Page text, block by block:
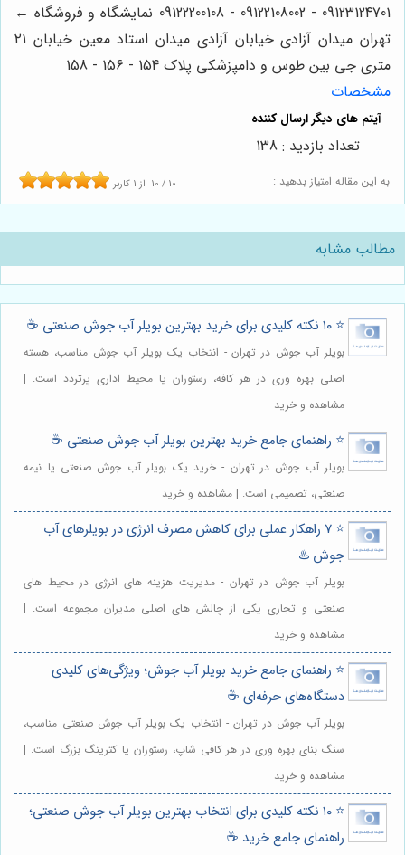
09123124701 - 09122108002 - 09122200108 نمایشگاه و فروشگاه ←
تهران میدان آزادی خیابان آزادی میدان استاد معین خیابان ۲۱
متری جی بین طوس و دامپزشکی پلاک 154 - 156 - 158
مشخصات
به این مقاله امتیاز بدهید : 10 / 10 از 1 کاربر
تعداد بازدید : 138
مطالب مشابه
⭐️ ۱۰ نکته کلیدی برای خرید بهترین بویلر آب جوش صنعتی ☕
بویلر آب جوش در تهران - انتخاب یک بویلر آب جوش مناسب، هسته
اصلی بهره وری در هر کافه، رستوران یا محیط اداری پرتردد است. |
مشاهده و خرید
⭐️ راهنمای جامع خرید بهترین بویلر آب جوش صنعتی ☕️
بویلر آب جوش در تهران - خرید یک بویلر آب جوش صنعتی یا نیمه
صنعتی، تصمیمی است. | مشاهده و خرید
⭐️ ۷ راهکار عملی برای کاهش مصرف انرژی در بویلرهای آب
جوش ♨️
بویلر آب جوش در تهران - مدیریت هزینه های انرژی در محیط های
صنعتی و تجاری یکی از چالش های اصلی مدیران مجموعه است. |
مشاهده و خرید
⭐️ راهنمای جامع خرید بویلر آب جوش؛ ویژگی‌های کلیدی
دستگاه‌های حرفه‌ای ☕️
بویلر آب جوش در تهران - انتخاب یک بویلر آب جوش صنعتی مناسب،
سنگ بنای بهره وری در هر کافی شاپ، رستوران یا کترینگ بزرگ است. |
مشاهده و خرید
⭐️ ۱۰ نکته کلیدی برای انتخاب بهترین بویلر آب جوش صنعتی؛
راهنمای جامع خرید ☕️